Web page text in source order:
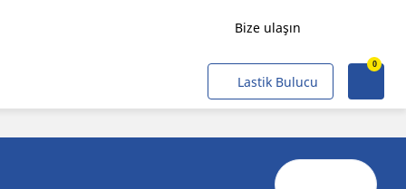
Bize ulaşın
Yük Taşımacılığı
Yolcu Taşımacılığı
Alt Yapı ve Endüstriyel
0
Lastik Bulucu